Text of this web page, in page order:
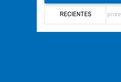
RECIENTES
y otra vez salieron a protestar en Mérida